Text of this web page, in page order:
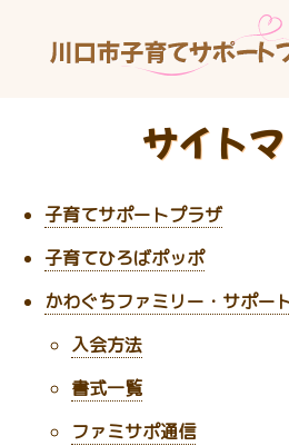
サイト
子育てサポートプラザ
子育てひろばポッポ
かわぐちファミリー・サポー
入会方法
書式一覧
ファミサポ通信